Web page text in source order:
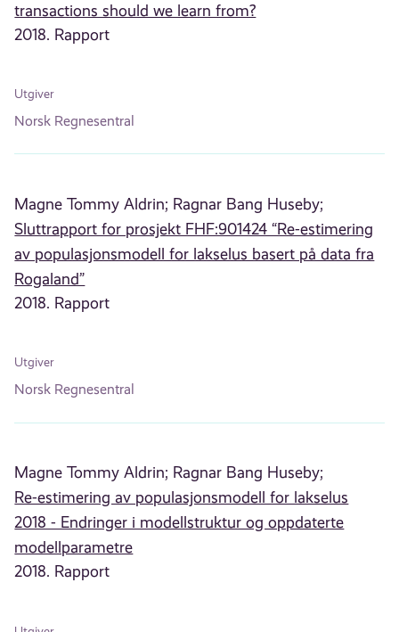
transactions should we learn from?
2018. Rapport
Utgiver
Norsk Regnesentral
Magne Tommy Aldrin; Ragnar Bang Huseby;
Sluttrapport for prosjekt FHF:901424 “Re-estimering
av populasjonsmodell for lakselus basert på data fra
Rogaland”
2018. Rapport
Utgiver
Norsk Regnesentral
Magne Tommy Aldrin; Ragnar Bang Huseby;
Re-estimering av populasjonsmodell for lakselus
2018 - Endringer i modellstruktur og oppdaterte
modellparametre
2018. Rapport